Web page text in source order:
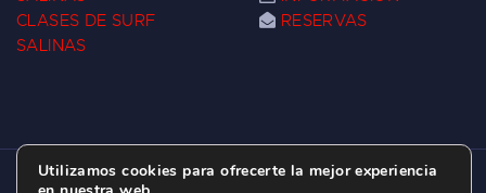
CLASES DE SURF
SALINAS
RESERVAS
ESCUELA DE SURF LAS DUNAS © 2026.
Utilizamos cookies para ofrecerte la mejor experiencia